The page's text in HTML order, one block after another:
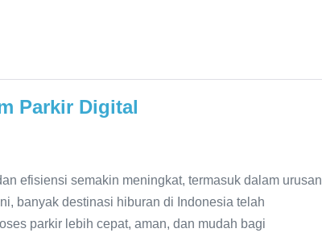
Parkir Digital
efisiensi semakin meningkat, termasuk dalam urusan
banyak destinasi hiburan di Indonesia telah
parkir lebih cepat, aman, dan mudah bagi